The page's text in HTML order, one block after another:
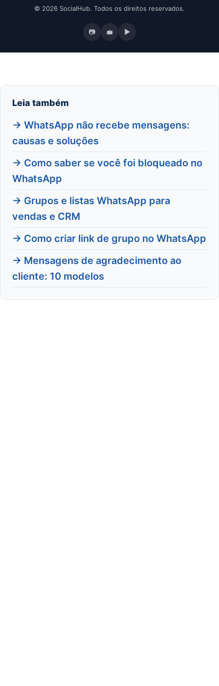
© 2026 SocialHub. Todos os direitos reservados.
📷 💼 ▶
Leia também
→ WhatsApp não recebe mensagens:
causas e soluções
→ Como saber se você foi bloqueado no
WhatsApp
→ Grupos e listas WhatsApp para
vendas e CRM
→ Como criar link de grupo no WhatsApp
→ Mensagens de agradecimento ao
cliente: 10 modelos